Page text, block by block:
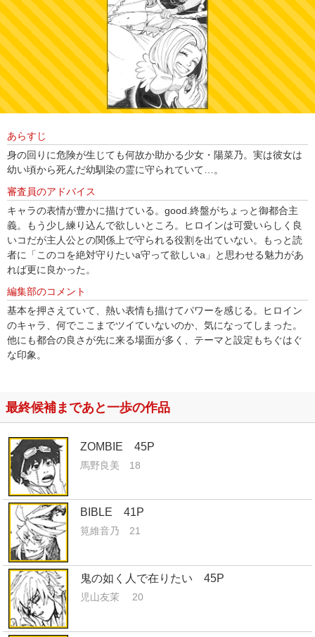
あらすじ
身の回りに危険が生じても何故か助かる少女・陽菜乃。実は彼女は
幼い頃から死んだ幼馴染の霊に守られていて…。
審査員のアドバイス
キャラの表情が豊かに描けている。good.終盤がちょっと御都合主
義。もう少し練り込んで欲しいところ。ヒロインは可愛いらしく良
いコだが主人公との関係上で守られる役割を出ていない。もっと読
者に「このコを絶対守りたいa守って欲しいa」と思わせる魅力があ
れば更に良かった。
編集部のコメント
基本を押さえていて、熱い表情も描けてパワーを感じる。ヒロイン
のキャラ、何でここまでツイていないのか、気になってしまった。
他にも都合の良さが先に来る場面が多く、テーマと設定もちぐはぐ
な印象。
最終候補まであと一歩の作品
ZOMBIE 45P
馬野良美 18
BIBLE 41P
筧維音乃 21
鬼の如く人で在りたい 45P
児山友茉 20